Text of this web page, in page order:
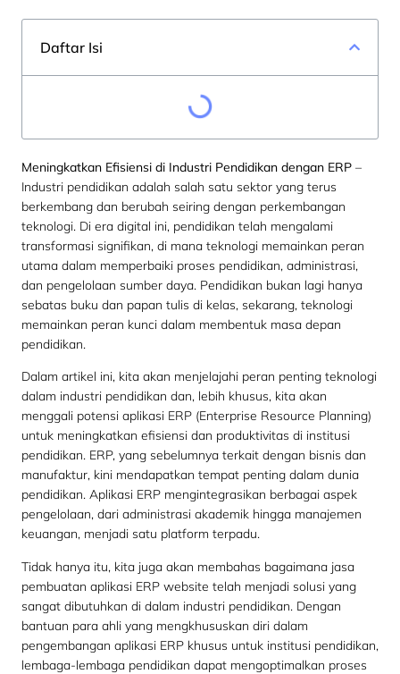
Daftar Isi
Meningkatkan Efisiensi di Industri Pendidikan dengan ERP –
Industri pendidikan adalah salah satu sektor yang terus
berkembang dan berubah seiring dengan perkembangan
teknologi. Di era digital ini, pendidikan telah mengalami
transformasi signifikan, di mana teknologi memainkan peran
utama dalam memperbaiki proses pendidikan, administrasi,
dan pengelolaan sumber daya. Pendidikan bukan lagi hanya
sebatas buku dan papan tulis di kelas, sekarang, teknologi
memainkan peran kunci dalam membentuk masa depan
pendidikan.
Dalam artikel ini, kita akan menjelajahi peran penting teknologi
dalam industri pendidikan dan, lebih khusus, kita akan
menggali potensi aplikasi ERP (Enterprise Resource Planning)
untuk meningkatkan efisiensi dan produktivitas di institusi
pendidikan. ERP, yang sebelumnya terkait dengan bisnis dan
manufaktur, kini mendapatkan tempat penting dalam dunia
pendidikan. Aplikasi ERP mengintegrasikan berbagai aspek
pengelolaan, dari administrasi akademik hingga manajemen
keuangan, menjadi satu platform terpadu.
Tidak hanya itu, kita juga akan membahas bagaimana jasa
pembuatan aplikasi ERP website telah menjadi solusi yang
sangat dibutuhkan di dalam industri pendidikan. Dengan
bantuan para ahli yang mengkhususkan diri dalam
pengembangan aplikasi ERP khusus untuk institusi pendidikan,
lembaga-lembaga pendidikan dapat mengoptimalkan proses